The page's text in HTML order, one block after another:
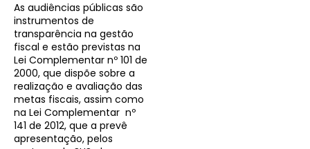
As audiências públicas são
instrumentos de
transparência na gestão
fiscal e estão previstas na
Lei Complementar nº 101 de
2000, que dispõe sobre a
realização e avaliação das
metas fiscais, assim como
na Lei Complementar nº
141 de 2012, que a prevê
apresentação, pelos